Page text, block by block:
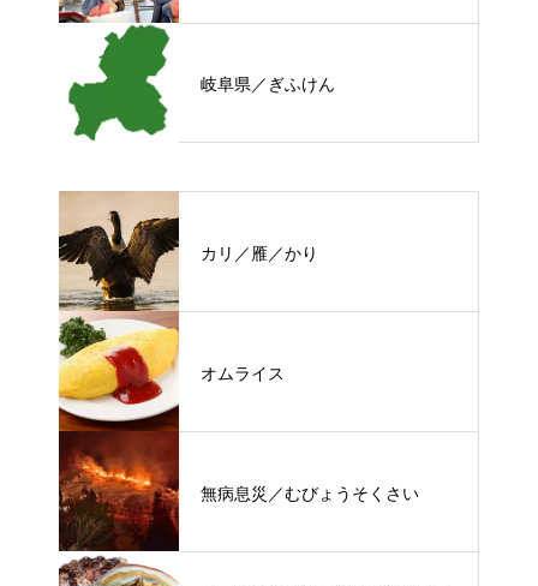
岐阜県／ぎふけん
カリ／雁／かり
オムライス
無病息災／むびょうそくさい